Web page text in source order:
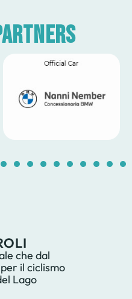
6 7 8 9 10 11 12 13 14
che dal
il ciclismo
Lago